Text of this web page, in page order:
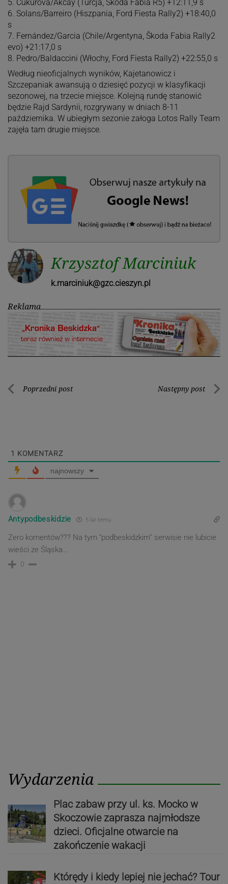
5. Cukurova/Akcay (Turcja, Škoda Fabia R5) +12:11,9 s
6. Solans/Barreiro (Hiszpania, Ford Fiesta Rally2) +18:40,0
s
7. Fernández/Garcia (Chile/Argentyna, Škoda Fabia Rally2
evo) +21:17,0 s
8. Pedro/Baldaccini (Włochy, Ford Fiesta Rally2) +22:55,0 s
Według nieoficjalnych wyników, Kajetanowicz i
Szczepaniak awansują o dziesięć pozycji w klasyfikacji
sezonowej, na trzecie miejsce. Kolejną rundę stanowić
będzie Rajd Sardynii, rozgrywany w dniach 8-11
października. W ubiegłym sezonie załoga Lotos Rally Team
zajęła tam drugie miejsce.
Krzysztof Marciniuk
k.marciniuk@gzc.cieszyn.pl
Reklama
Nawigacja
Poprzedni post Następny post
1 KOMENTARZ
najnowszy
Antypodbeskidzie 5 lat temu
Zero komentów??? Na tym “podbeskidzkim” serwisie nie lubicie
wieści ze Śląska…
0
Wydarzenia
Plac zabaw przy ul. ks. Mocko w
Skoczowie zaprasza najmłodsze
dzieci. Oficjalne otwarcie na
zakończenie wakacji
Którędy i kiedy lepiej nie jechać? Tour